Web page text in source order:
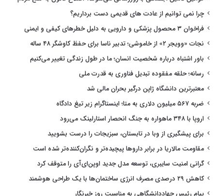
چرا نمی توانیم از عادت های قدیمی دست برداریم؟
فراخوان ۳ محصول پزشکی و دارویی به دلیل خطرهای کیفی و ایمنی
نجات «وویجر ۲» از خاموشی؛ تدبیر ناسا برای حفظ کاوشگر ۴۸ ساله
باور اشتباه درباره شخصیت انسان؛ ما در طول زندگی تغییر می‌کنیم
رسانه؛ حلقه مفقوده تبدیل فناوری به قدرت ملی
معتبرترین دانشگاه ژاپن درگیر بحران مالی شد
ضربه ۵۶۷ میلیون دلاری به متا؛ اینستاگرام زیر تیغ دادگاه
اروپا با ۳۴۸ ماهواره به جنگ انحصار استارلینک می‌رود
برای پیشگیری از وبا در تابستان، سبزیجات را درست بشویید
مقاومت مالاریا در برابر داروها پیچیده‌تر و نگران‌کننده‌تر شده است
گرانی امنیت سایبری، توسعه مدل جدید اوپن‌ای‌آی را متوقف کرد
کاهش ۲۹ درصدی مصرف انرژی ساختمان‌ها با یک طراحی هوشمند
پیام رئیس جهاددانشگاهی به مناسبت روز خبرنگار